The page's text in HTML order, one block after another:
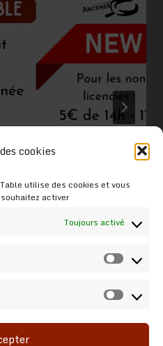
cookies
utilise des cookies et vous
activer
Toujours activé
Août 2025
2025